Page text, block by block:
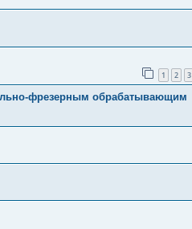
1 2 3
фрезерным обрабатывающим